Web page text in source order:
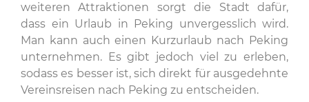
weiteren Attraktionen sorgt die Stadt dafür,
dass ein Urlaub in Peking unvergesslich wird.
Man kann auch einen Kurzurlaub nach Peking
unternehmen. Es gibt jedoch viel zu erleben,
sodass es besser ist, sich direkt für ausgedehnte
Vereinsreisen nach Peking zu entscheiden.